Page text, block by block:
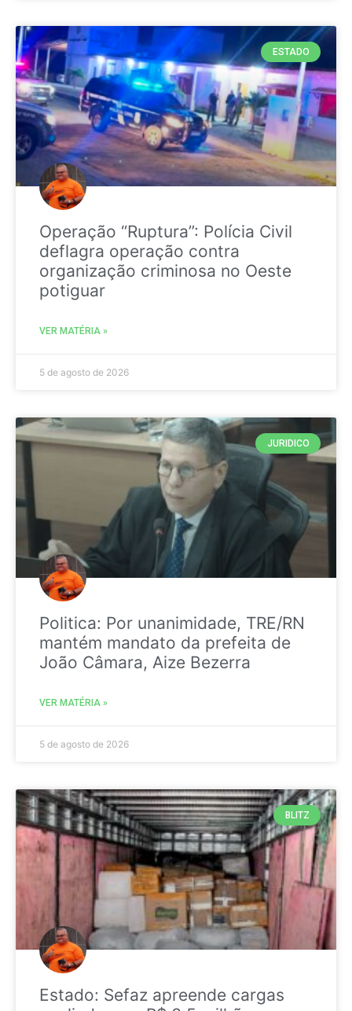
ESTADO
Operação “Ruptura”: Polícia Civil
deflagra operação contra
organização criminosa no Oeste
potiguar
VER MATÉRIA »
5 de agosto de 2026
JURIDICO
Politica: Por unanimidade, TRE/RN
mantém mandato da prefeita de
João Câmara, Aize Bezerra
VER MATÉRIA »
5 de agosto de 2026
BLITZ
Estado: Sefaz apreende cargas